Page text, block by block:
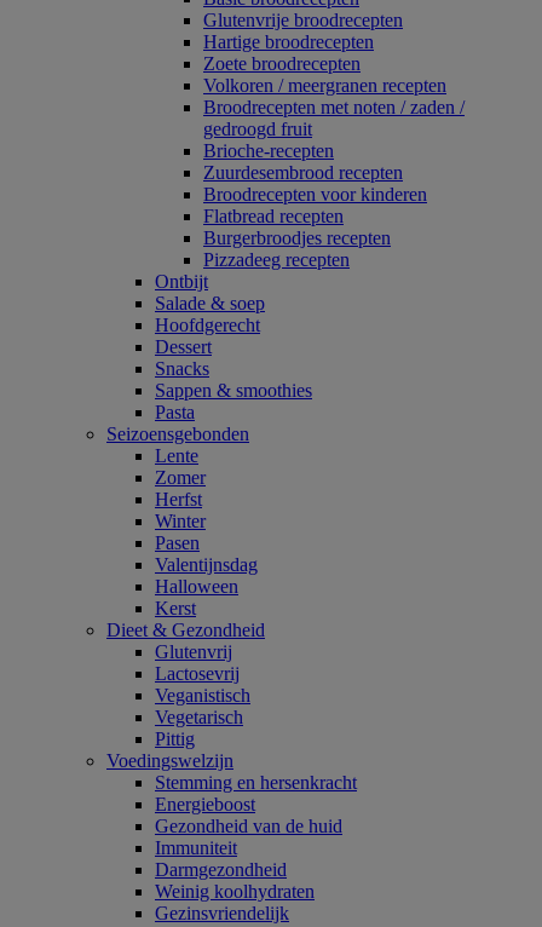
Glutenvrije broodrecepten
Hartige broodrecepten
Zoete broodrecepten
Volkoren / meergranen recepten
Broodrecepten met noten / zaden /
gedroogd fruit
Brioche-recepten
Zuurdesembrood recepten
Broodrecepten voor kinderen
Flatbread recepten
Burgerbroodjes recepten
Pizzadeeg recepten
Ontbijt
Salade & soep
Hoofdgerecht
Dessert
Snacks
Sappen & smoothies
Pasta
Seizoensgebonden
Lente
Zomer
Herfst
Winter
Pasen
Valentijnsdag
Halloween
Kerst
Dieet & Gezondheid
Glutenvrij
Lactosevrij
Veganistisch
Vegetarisch
Pittig
Voedingswelzijn
Stemming en hersenkracht
Energieboost
Gezondheid van de huid
Immuniteit
Darmgezondheid
Weinig koolhydraten
Gezinsvriendelijk